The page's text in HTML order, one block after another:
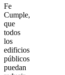
Fe
Cumple,
que
todos
los
edificios
públicos
puedan